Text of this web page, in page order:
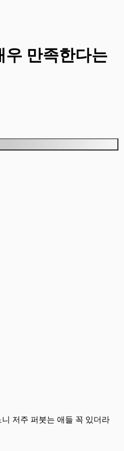
우 만족한다는
저주 퍼붓는 애들 꼭 있더라